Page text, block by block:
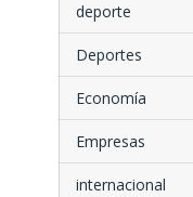
deporte
Deportes
Economía
Empresas
internacional